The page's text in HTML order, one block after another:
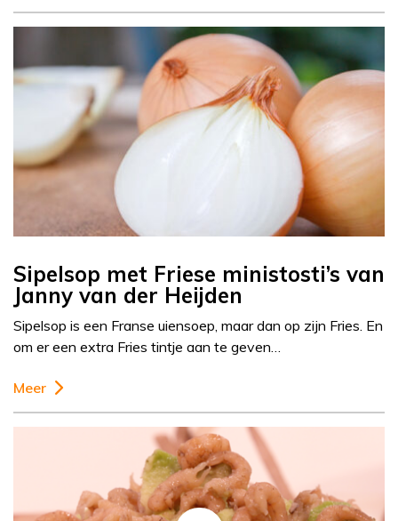
Sipelsop met Friese ministosti’s van
Janny van der Heijden
Sipelsop is een Franse uiensoep, maar dan op zijn Fries. En
om er een extra Fries tintje aan te geven…
Meer